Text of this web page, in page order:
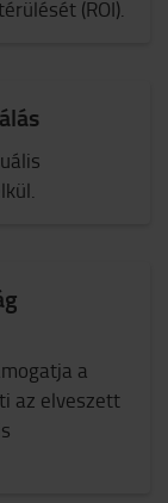
(ROI).
a
az elveszett